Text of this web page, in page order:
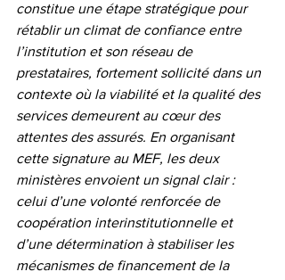
constitue une étape stratégique pour
rétablir un climat de confiance entre
l’institution et son réseau de
prestataires, fortement sollicité dans un
contexte où la viabilité et la qualité des
services demeurent au cœur des
attentes des assurés. En organisant
cette signature au MEF, les deux
ministères envoient un signal clair :
celui d’une volonté renforcée de
coopération interinstitutionnelle et
d’une détermination à stabiliser les
mécanismes de financement de la